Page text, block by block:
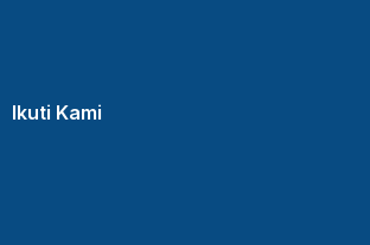
Ikuti Kami